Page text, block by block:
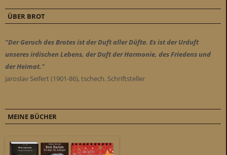
ÜBER BROT
"Der Geruch des Brotes ist der Duft aller Düfte. Es ist der Urduft
unseres irdischen Lebens, der Duft der Harmonie, des Friedens und
der Heimat."
Jaroslav Seifert (1901-86), tschech. Schriftsteller
MEINE BÜCHER